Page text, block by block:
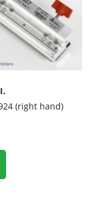
(right hand)